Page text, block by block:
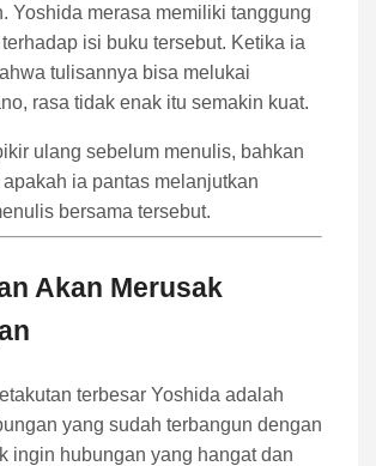
Yoshida merasa memiliki tanggung
isi buku tersebut. Ketika ia
tulisannya bisa melukai
rasa tidak enak itu semakin kuat.
ulang sebelum menulis, bahkan
ia pantas melanjutkan
bersama tersebut.
Akan Merusak
terbesar Yoshida adalah
yang sudah terbangun dengan
ingin hubungan yang hangat dan